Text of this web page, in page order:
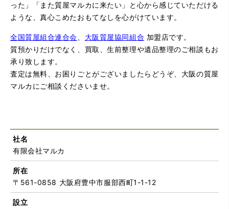
った」「また質屋マルカに来たい」と心から感じていただける
ような、真心こめたおもてなしを心がけています。
全国質屋組合連合会 大阪質屋協同組合 加盟店です。
質預かりだけでなく、買取、生前整理や遺品整理のご相談もお
承り致します。
査定は無料、お困りごとがございましたらどうぞ、大阪の質屋
マルカにご相談くださいませ。
社名
有限会社マルカ
所在
〒561-0858 大阪府豊中市服部西町1-1-12
設立